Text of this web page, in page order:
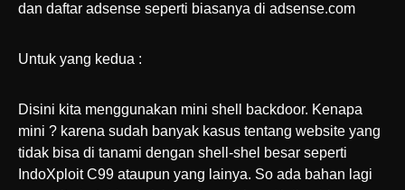
dan daftar adsense seperti biasanya di adsense.com
Untuk yang kedua :
Disini kita menggunakan mini shell backdoor. Kenapa
mini ? karena sudah banyak kasus tentang website yang
tidak bisa di tanami dengan shell-shel besar seperti
IndoXploit C99 ataupun yang lainya. So ada bahan lagi